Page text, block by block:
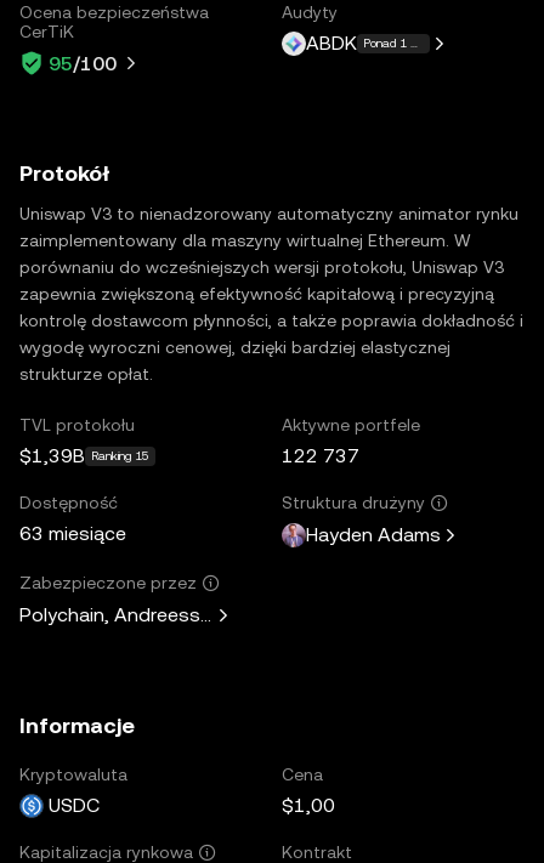
Ocena bezpieczeństwa
CerTiK
95/100
Audyty
ABDK Ponad 1 więcej
Protokół
Uniswap V3 to nienadzorowany automatyczny animator rynku
zaimplementowany dla maszyny wirtualnej Ethereum. W
porównaniu do wcześniejszych wersji protokołu, Uniswap V3
zapewnia zwiększoną efektywność kapitałową i precyzyjną
kontrolę dostawcom płynności, a także poprawia dokładność i
wygodę wyroczni cenowej, dzięki bardziej elastycznej
strukturze opłat.
TVL protokołu
$1,39B Ranking 15
Aktywne portfele
122 737
Dostępność
63 miesiące
Struktura drużyny
Hayden Adams
Zabezpieczone przez
Polychain, Andreessen Horowitz, Paradigm, Variant Fund,
Informacje
Kryptowaluta
USDC
Cena
$1,00
Kapitalizacja rynkowa Kontrakt